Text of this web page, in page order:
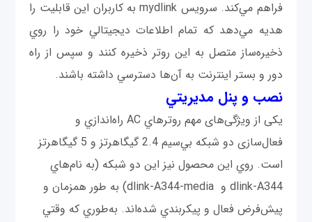
فراهم مي‌كند. سرويس mydlink به كاربران اين قابليت را
هديه مي‌دهد كه تمام اطلاعات ديجيتالي خود را روي
ذخيره‌ساز متصل به اين روتر ذخيره کنند و سپس از راه
دور و بستر اينترنت به آن‌ها دسترسي داشته باشند.
نصب و پنل مديريتي
یکی از ویژگی‌های مهم روترهاي AC راه‌اندازي و
فعال‌سازی دو شبكه بي‌سيم 2.4 گيگاهرتز و 5 گيگاهرتز
است. روي اين محصول نيز اين دو شبكه (به نام‌هاي
dlink-A344 و dlink-A344-media) به طور همزمان و
پيش‌فرض فعال و پيكربندي شده‌اند. به‌طوري كه وقتي